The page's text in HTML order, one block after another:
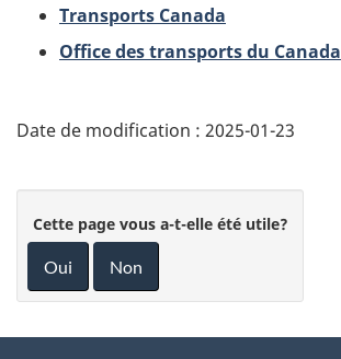
Transports Canada
Office des transports du Canada
Date de modification : 2025-01-23
Cette page vous a-t-elle été utile?
Oui Non